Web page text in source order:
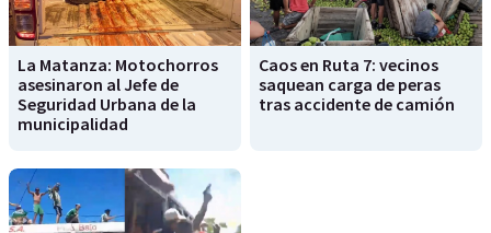
La Matanza: Motochorros
asesinaron al Jefe de
Seguridad Urbana de la
municipalidad
Caos en Ruta 7: vecinos
saquean carga de peras
tras accidente de camión